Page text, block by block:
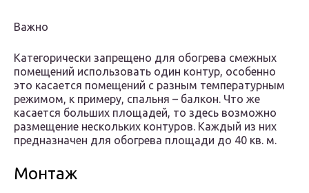
Важно
Категорически запрещено для обогрева смежных
помещений использовать один контур, особенно
это касается помещений с разным температурным
режимом, к примеру, спальня – балкон. Что же
касается больших площадей, то здесь возможно
размещение нескольких контуров. Каждый из них
предназначен для обогрева площади до 40 кв. м.
Монтаж